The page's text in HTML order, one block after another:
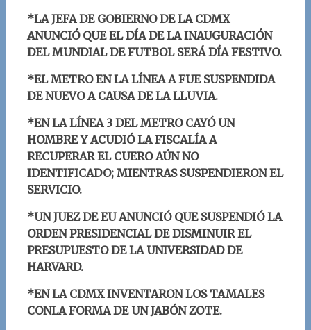
*LA JEFA DE GOBIERNO DE LA CDMX
ANUNCIÓ QUE EL DÍA DE LA INAUGURACIÓN
DEL MUNDIAL DE FUTBOL SERÁ DÍA FESTIVO.
*EL METRO EN LA LÍNEA A FUE SUSPENDIDA
DE NUEVO A CAUSA DE LA LLUVIA.
*EN LA LÍNEA 3 DEL METRO CAYÓ UN
HOMBRE Y ACUDIÓ LA FISCALÍA A
RECUPERAR EL CUERO AÚN NO
IDENTIFICADO; MIENTRAS SUSPENDIERON EL
SERVICIO.
*UN JUEZ DE EU ANUNCIÓ QUE SUSPENDIÓ LA
ORDEN PRESIDENCIAL DE DISMINUIR EL
PRESUPUESTO DE LA UNIVERSIDAD DE
HARVARD.
*EN LA CDMX INVENTARON LOS TAMALES
CONLA FORMA DE UN JABÓN ZOTE.